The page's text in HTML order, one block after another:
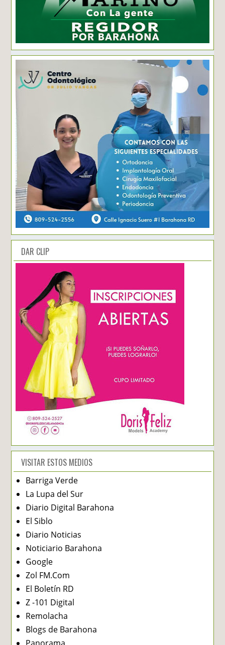
DAR CLIP
VISITAR ESTOS MEDIOS
Barriga Verde
La Lupa del Sur
Diario Digital Barahona
El Siblo
Diario Noticias
Noticiario Barahona
Google
Zol FM.Com
El Boletín RD
Z -101 Digital
Remolacha
Blogs de Barahona